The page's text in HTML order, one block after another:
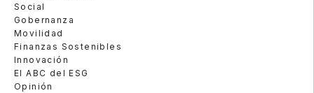
Social
Gobernanza
Movilidad
Finanzas Sostenibles
Innovación
El ABC del ESG
Opinión